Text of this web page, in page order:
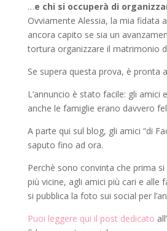
…e chi si occuperà di
Ovviamente Alessia, la mia fidata
ancora capito se sia un
tortura organizzare il matrimonio
Se supera questa prova, è pronta
L’annuncio è stato facile: gli amici
anche le famiglie erano davvero
A parte qui sul blog, gli amici “di
saputo fino ad ora.
Perchè sono convinta che prima
più vicine, agli amici più cari e alle
si pubblica la foto sui social per
Puoi leggere qui il post dedicato